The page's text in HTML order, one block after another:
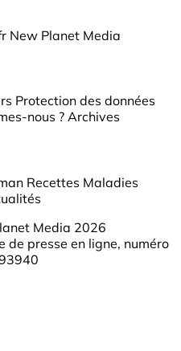
New Planet Media
Protection des données
nous ? Archives
Recettes Maladies
Media 2026
de presse en ligne, numéro